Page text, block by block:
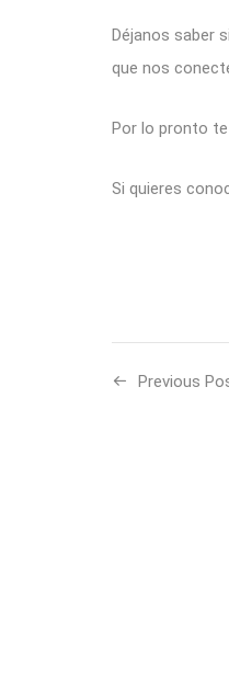
Déjanos saber
que nos
Por lo pronto
Si quieres
Previous